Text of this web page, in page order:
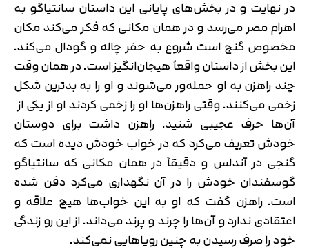
در نهایت و در بخش‌های پایانی این داستان سانتیاگو به
اهرام مصر می‌رسد و در همان مکانی که فکر می‌کند مکان
مخصوص گنج است شروع به حفر چاله و گودال می‌کند.
این بخش از داستان واقعاً هیجان‌انگیز است. در همان وقت
چند راهزن به او حمله‌ور می‌شوند و او را به بدترین شکل
زخمی می‌کنند. وقتی راهزن‌ها او را زخمی کردند او از یکی از
آن‌ها حرف عجیبی شنید. راهزن داشت برای دوستان
خودش تعریف می‌کرد که در خواب خودش دیده است که
گنجی در آندلس و دقیقاً در همان مکانی که سانتیاگو
گوسفندان خودش را در آن نگهداری می‌کرد دفن شده
است. راهزن گفت که او به این خواب‌ها هیچ علاقه و
اعتقادی ندارد و آن‌ها را چرند و پرند می‌داند. از این رو زندگی
خود را صرف رسیدن به چنین رویاهایی نمی‌کند.